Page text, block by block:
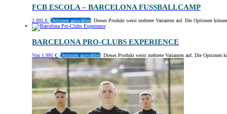
FCB ESCOLA – BARCELONA FUSSBALLCAMP
2.995 € Optionen auswählen Dieses Produkt weist mehrere Varianten auf. Die Optionen
BARCELONA PRO-CLUBS EXPERIENCE
Von 1.995 € Optionen auswählen Dieses Produkt weist mehrere Varianten auf. Die Optionen